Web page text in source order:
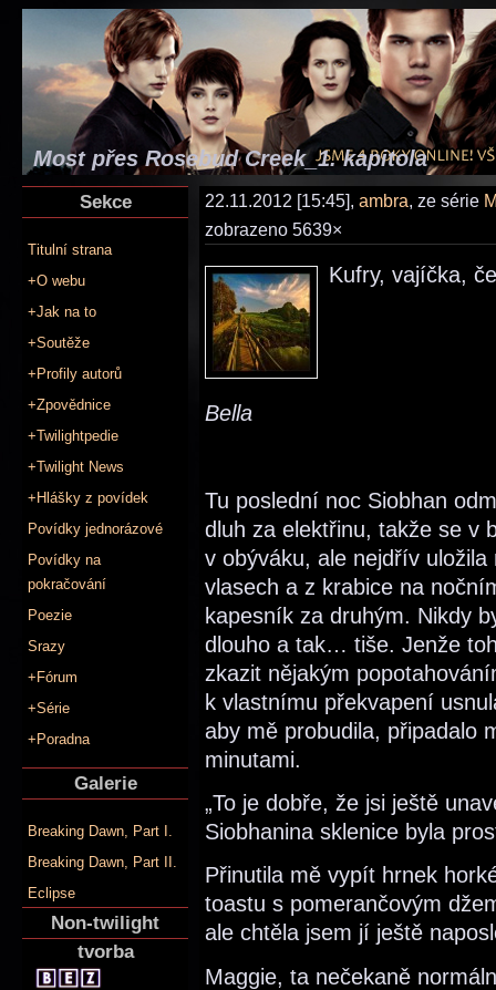
Most přes Rosebud Creek_1. kapitola
Sekce
Titulní strana
+O webu
+Jak na to
+Soutěže
+Profily autorů
+Zpovědnice
+Twilightpedie
+Twilight News
+Hlášky z povídek
Povídky jednorázové
Povídky na
pokračování
Poezie
Srazy
+Fórum
+Série
+Poradna
Galerie
Breaking Dawn, Part I.
Breaking Dawn, Part II.
Eclipse
Non-twilight
tvorba
22.11.2012 [15:45], ambra, ze série
zobrazeno 5639×
Kufry, vajíčka,
Bella
Tu poslední noc Siobhan
dluh za elektřinu, takže se v
v obýváku, ale nejdřív
vlasech a z krabice na
kapesník za druhým. Nikdy
dlouho a tak… tiše. Jenže
zkazit nějakým
k vlastnímu překvapení
aby mě probudila, připadalo
minutami.
„To je dobře, že jsi ještě
Siobhanina sklenice byla
Přinutila mě vypít hrnek
toastu s pomerančovým
ale chtěla jsem jí ještě
Maggie, ta nečekaně